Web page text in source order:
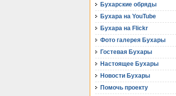
Бухарские обряды
Бухара на YouTube
Бухара на Flickr
Фото галерея Бухары
Гостевая Бухары
Настоящее Бухары
Новости Бухары
Помочь проекту